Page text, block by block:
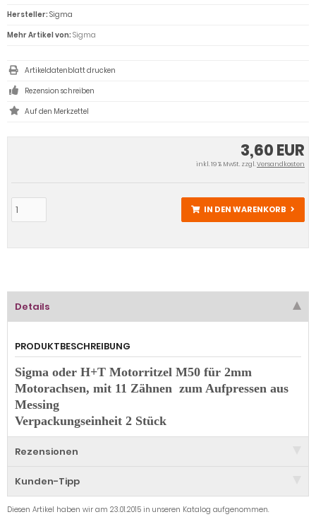
3,60 EUR
inkl. 19 % MwSt. zzgl.Versandkosten
IN DEN WARENKORB
Hersteller: Sigma
Mehr Artikel von: Sigma
Artikeldatenblatt drucken
Rezension schreiben
Details
PRODUKTBESCHREIBUNG
Sigma oder H+T Motorritzel M50 für 2mm
Motorachsen, mit 11 Zähnen zum Aufpressen aus
Messing
Verpackungseinheit 2 Stück
Rezensionen
Kunden-Tipp
Diesen Artikel haben wir am 23.01.2015 in unseren Katalog aufgenommen.